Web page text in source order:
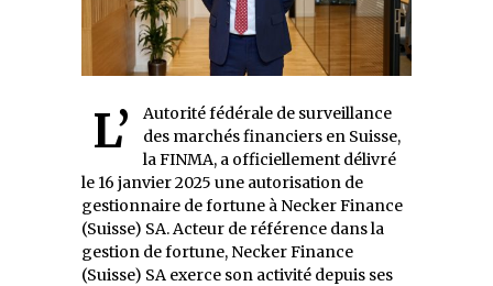
L’Autorité fédérale de surveillance
des marchés financiers en Suisse,
la FINMA, a officiellement délivré
le 16 janvier 2025 une autorisation de
gestionnaire de fortune à Necker Finance
(Suisse) SA. Acteur de référence dans la
gestion de fortune, Necker Finance
(Suisse) SA exerce son activité depuis ses